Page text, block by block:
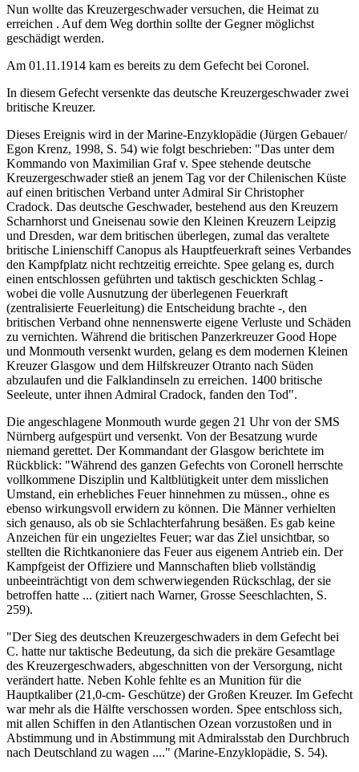
Nun wollte das Kreuzergeschwader versuchen, die Heimat zu
erreichen . Auf dem Weg dorthin sollte der Gegner möglichst
geschädigt werden.
Am 01.11.1914 kam es bereits zu dem Gefecht bei Coronel.
In diesem Gefecht versenkte das deutsche Kreuzergeschwader zwei
britische Kreuzer.
Dieses Ereignis wird in der Marine-Enzyklopädie (Jürgen Gebauer/
Egon Krenz, 1998, S. 54) wie folgt beschrieben: "Das unter dem
Kommando von Maximilian Graf v. Spee stehende deutsche
Kreuzergeschwader stieß an jenem Tag vor der Chilenischen Küste
auf einen britischen Verband unter Admiral Sir Christopher
Cradock. Das deutsche Geschwader, bestehend aus den Kreuzern
Scharnhorst und Gneisenau sowie den Kleinen Kreuzern Leipzig
und Dresden, war dem britischen überlegen, zumal das veraltete
britische Linienschiff Canopus als Hauptfeuerkraft seines Verbandes
den Kampfplatz nicht rechtzeitig erreichte. Spee gelang es, durch
einen entschlossen geführten und taktisch geschickten Schlag -
wobei die volle Ausnutzung der überlegenen Feuerkraft
(zentralisierte Feuerleitung) die Entscheidung brachte -, den
britischen Verband ohne nennenswerte eigene Verluste und Schäden
zu vernichten. Während die britischen Panzerkreuzer Good Hope
und Monmouth versenkt wurden, gelang es dem modernen Kleinen
Kreuzer Glasgow und dem Hilfskreuzer Otranto nach Süden
abzulaufen und die Falklandinseln zu erreichen. 1400 britische
Seeleute, unter ihnen Admiral Cradock, fanden den Tod".
Die angeschlagene Monmouth wurde gegen 21 Uhr von der SMS
Nürnberg aufgespürt und versenkt. Von der Besatzung wurde
niemand gerettet. Der Kommandant der Glasgow berichtete im
Rückblick: "Während des ganzen Gefechts von Coronell herrschte
vollkommene Disziplin und Kaltblütigkeit unter dem misslichen
Umstand, ein erhebliches Feuer hinnehmen zu müssen., ohne es
ebenso wirkungsvoll erwidern zu können. Die Männer verhielten
sich genauso, als ob sie Schlachterfahrung besäßen. Es gab keine
Anzeichen für ein ungezieltes Feuer; war das Ziel unsichtbar, so
stellten die Richtkanoniere das Feuer aus eigenem Antrieb ein. Der
Kampfgeist der Offiziere und Mannschaften blieb vollständig
unbeeinträchtigt von dem schwerwiegenden Rückschlag, der sie
betroffen hatte ... (zitiert nach Warner, Grosse Seeschlachten, S.
259).
"Der Sieg des deutschen Kreuzergeschwaders in dem Gefecht bei
C. hatte nur taktische Bedeutung, da sich die prekäre Gesamtlage
des Kreuzergeschwaders, abgeschnitten von der Versorgung, nicht
verändert hatte. Neben Kohle fehlte es an Munition für die
Hauptkaliber (21,0-cm- Geschütze) der Großen Kreuzer. Im Gefecht
war mehr als die Hälfte verschossen worden. Spee entschloss sich,
mit allen Schiffen in den Atlantischen Ozean vorzustoßen und in
Abstimmung und in Abstimmung mit Admiralsstab den Durchbruch
nach Deutschland zu wagen ...." (Marine-Enzyklopädie, S. 54).